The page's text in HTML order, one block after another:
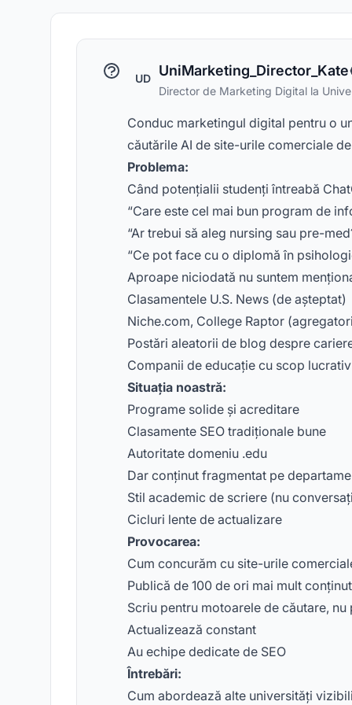
UD UniMarketing_Director_Kate
Director de Marketing Digital la
Conduc marketingul digital pentru o
căutările AI de site-urile comerciale
Problema:
Când potențialii studenți întreabă
“Care este cel mai bun program de
“Ar trebui să aleg nursing sau pre-
“Ce pot face cu o diplomă în
Aproape niciodată nu suntem
Clasamentele U.S. News (de așteptat)
Niche.com, College Raptor
Postări aleatorii de blog despre
Companii de educație cu scop
Situația noastră:
Programe solide și acreditare
Clasamente SEO tradiționale bune
Autoritate domeniu .edu
Dar conținut fragmentat pe
Stil academic de scriere (nu
Cicluri lente de actualizare
Provocarea:
Cum concurăm cu site-urile
Publică de 100 de ori mai mult conținut
Scriu pentru motoarele de căutare,
Actualizează constant
Au echipe dedicate de SEO
Întrebări:
Cum abordează alte universități